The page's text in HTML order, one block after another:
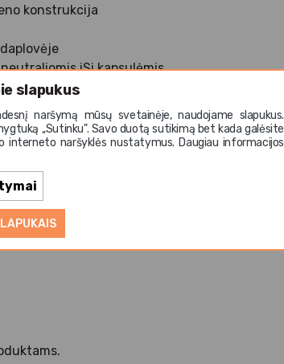
slapukus
naršymą mūsų svetainėje, naudojame slapukus.
,,Sutinku". Savo duotą sutikimą bet kada galėsite
interneto naršyklės nustatymus. Daugiau informacijos
konstrukcija
iSi kapsulėmis
ir kremų gamybai:
desertams